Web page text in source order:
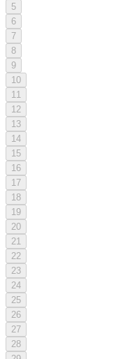
5
6
7
8
9
10
11
12
13
14
15
16
17
18
19
20
21
22
23
24
25
26
27
28